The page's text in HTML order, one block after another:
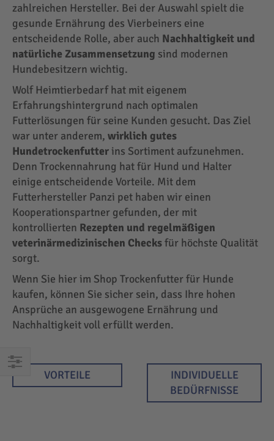
EINKAUFEN
zahlreichen Hersteller. Bei der Auswahl spielt die
gesunde Ernährung des Vierbeiners eine
entscheidende Rolle, aber auch Nachhaltigkeit und
natürliche Zusammensetzung sind modernen
Hundebesitzern wichtig.
Wolf Heimtierbedarf hat mit eigenem
Erfahrungshintergrund nach optimalen
Futterlösungen für seine Kunden gesucht. Das Ziel
war unter anderem, wirklich gutes
Hundetrockenfutter ins Sortiment aufzunehmen.
Denn Trockennahrung hat für Hund und Halter
einige entscheidende Vorteile. Mit dem
Futterhersteller Panzi pet haben wir einen
Kooperationspartner gefunden, der mit
kontrollierten Rezepten und regelmäßigen
veterinärmedizinischen Checksfür höchste Qualität
sorgt.
Wenn Sie hier im Shop Trockenfutter für Hunde
kaufen, können Sie sicher sein, dass Ihre hohen
Ansprüche an ausgewogene Ernährung und
Nachhaltigkeit voll erfüllt werden.
VORTEILE
INDIVIDUELLE
BEDÜRFNISSE